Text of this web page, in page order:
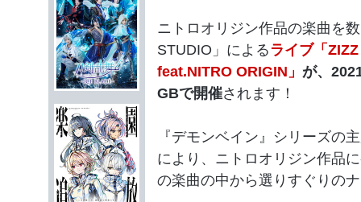
ニトロオリジン作品の楽曲を
STUDIO」による ライブ「
feat.NITRO ORIGIN」 が、
GBで開催されます！
『デモンベイン』シリーズの
により、ニトロオリジン作品
の楽曲の中から選りすぐりの